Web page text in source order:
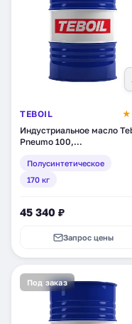
TEBOIL
★
Индустриальное масло
Pneumo 100,
(tb-222)
Полусинтетическое
170 кг
45 340 ₽
Запрос цены
Под заказ